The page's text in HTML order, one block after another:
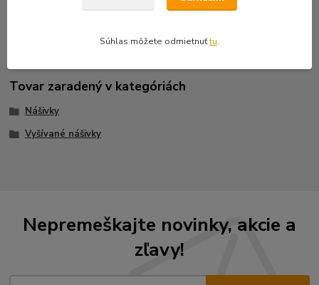
Tovar zaradený v kategóriách
Nášivky
Vyšívané nášivky
Nepremeškajte novinky, akcie a
zľavy!
Súhlas môžete odmietnuťtu.